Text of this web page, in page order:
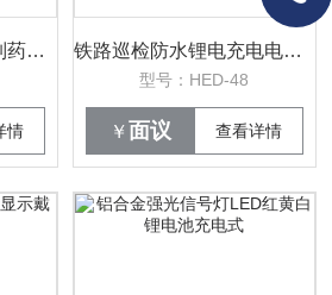
IP65强光工作灯石油制药厂巡检手电筒3W
情
铁路巡检防水锂电充电电筒锂电池充电器价格
型号：HED-48
￥ 面议 查看详情